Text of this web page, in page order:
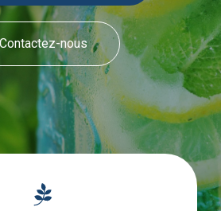
Contactez-nous